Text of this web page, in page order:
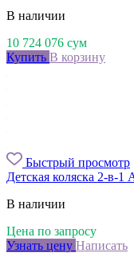
В наличии
10 724 076 сум
Купить В корзину
Быстрый просмотр
Детская коляска 2-в-
В наличии
Цена по запросу
Узнать цену Написать